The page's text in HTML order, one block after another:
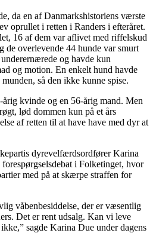
da en af Danmarkshistoriens værste
oprullet i retten i Randers i efteråret.
16 af dem var aflivet med riffelskud
overlevende 44 hunde var smurt
og havde kun
og motion. En enkelt hund havde
så den ikke kunne spise.
kvinde og en 56-årig mand. Men
lød dommen kun på et års
af retten til at have have med dyr at
dyrevelfærdsordfører Karina
i Folketinget, hvor
med på at skærpe straffen for
våbenbesiddelse, der er væsentlig
Det er rent udsalg. Kan vi leve
sagde Karina Due under dagens